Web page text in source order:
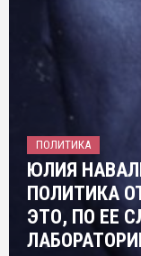
ПОЛИТИКА
ЮЛИЯ
ПОЛИТИКА
ЭТО, ПО ЕЕ